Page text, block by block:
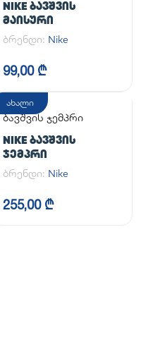
NIKE ᲑᲐᲕᲨᲕᲘᲡ
ᲛᲐᲘᲡᲣᲠᲘ
ბრენდი: Nike
99,00 ₾
ახალი
ბავშვის ჯემპრი
NIKE ᲑᲐᲕᲨᲕᲘᲡ
ᲯᲔᲛᲞᲠᲘ
ბრენდი: Nike
255,00 ₾